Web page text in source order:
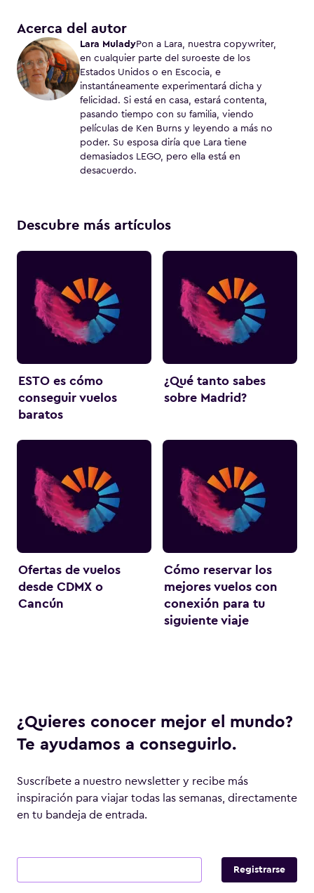
Acerca del autor
Lara MuladyPon a Lara, nuestra copywriter,
en cualquier parte del suroeste de los
Estados Unidos o en Escocia, e
instantáneamente experimentará dicha y
felicidad. Si está en casa, estará contenta,
pasando tiempo con su familia, viendo
películas de Ken Burns y leyendo a más no
poder. Su esposa diría que Lara tiene
demasiados LEGO, pero ella está en
desacuerdo.
Descubre más artículos
ESTO es cómo
conseguir vuelos
baratos
¿Qué tanto sabes
sobre Madrid?
Ofertas de vuelos
desde CDMX o
Cancún
Cómo reservar los
mejores vuelos con
conexión para tu
siguiente viaje
¿Quieres conocer mejor el mundo?
Te ayudamos a conseguirlo.
Suscríbete a nuestro newsletter y recibe más
inspiración para viajar todas las semanas, directamente
en tu bandeja de entrada.
Registrarse